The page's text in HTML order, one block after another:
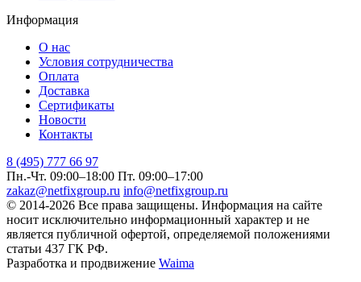
Информация
О нас
Условия сотрудничества
Оплата
Доставка
Сертификаты
Новости
Контакты
8 (495) 777 66 97
Пн.-Чт. 09:00–18:00 Пт. 09:00–17:00
zakaz@netfixgroup.ru info@netfixgroup.ru
© 2014-2026 Все права защищены. Информация на сайте
носит исключительно информационный характер и не
является публичной офертой, определяемой положениями
статьи 437 ГК РФ.
Разработка и продвижение Waima